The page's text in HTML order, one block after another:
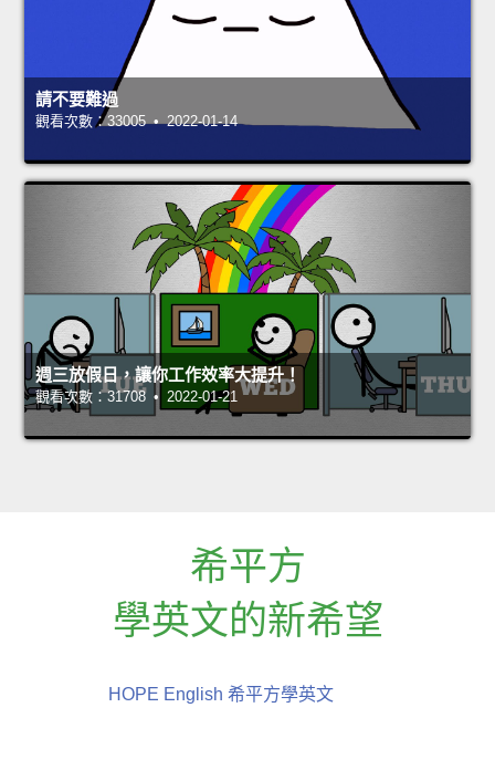
請不要難過
觀看次數：33005 • 2022-01-14
週三放假日，讓你工作效率大提升！
觀看次數：31708 • 2022-01-21
希平方
學英文的新希望
HOPE English 希平方學英文